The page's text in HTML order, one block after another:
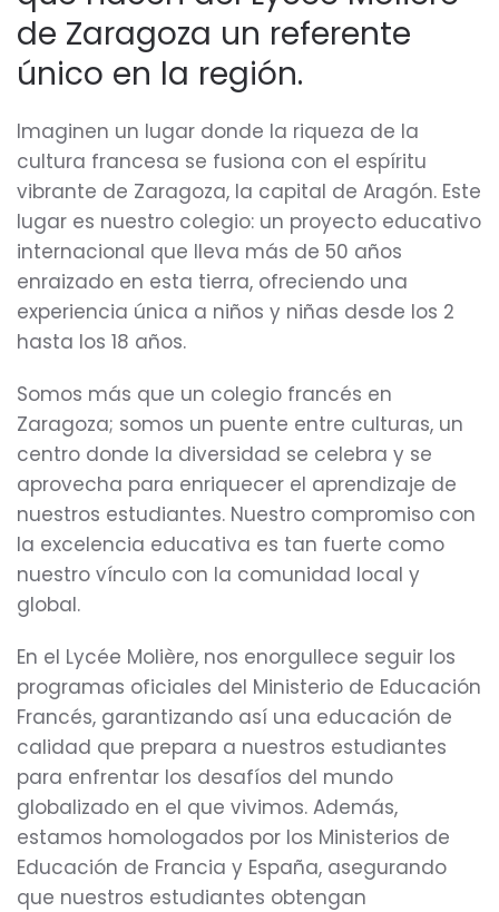
de Zaragoza un referente
único en la región.
Imaginen un lugar donde la riqueza de la
cultura francesa se fusiona con el espíritu
vibrante de Zaragoza, la capital de Aragón. Este
lugar es nuestro colegio: un proyecto educativo
internacional que lleva más de 50 años
enraizado en esta tierra, ofreciendo una
experiencia única a niños y niñas desde los 2
hasta los 18 años.
Somos más que un colegio francés en
Zaragoza; somos un puente entre culturas, un
centro donde la diversidad se celebra y se
aprovecha para enriquecer el aprendizaje de
nuestros estudiantes. Nuestro compromiso con
la excelencia educativa es tan fuerte como
nuestro vínculo con la comunidad local y
global.
En el Lycée Molière, nos enorgullece seguir los
programas oficiales del Ministerio de Educación
Francés, garantizando así una educación de
calidad que prepara a nuestros estudiantes
para enfrentar los desafíos del mundo
globalizado en el que vivimos. Además,
estamos homologados por los Ministerios de
Educación de Francia y España, asegurando
que nuestros estudiantes obtengan